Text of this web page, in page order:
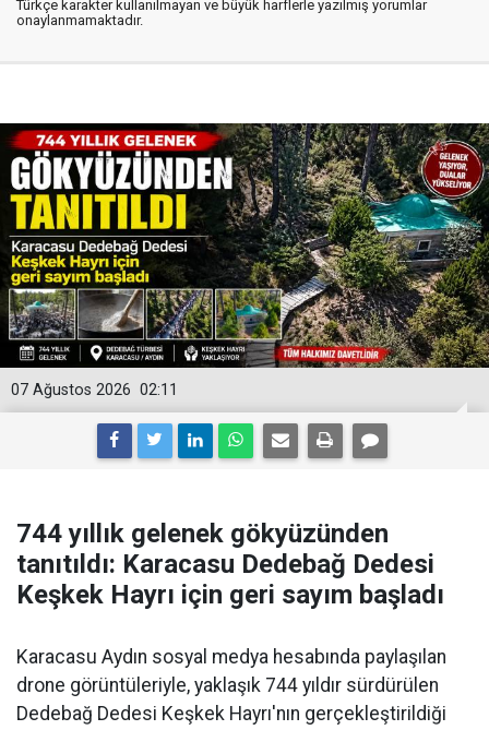
Türkçe karakter kullanılmayan ve büyük harflerle yazılmış yorumlar
onaylanmamaktadır.
02:11
07 Ağustos 2026
744 yıllık gelenek gökyüzünden
tanıtıldı: Karacasu Dedebağ Dedesi
Keşkek Hayrı için geri sayım başladı
Karacasu Aydın sosyal medya hesabında paylaşılan
drone görüntüleriyle, yaklaşık 744 yıldır sürdürülen
Dedebağ Dedesi Keşkek Hayrı'nın gerçekleştirildiği